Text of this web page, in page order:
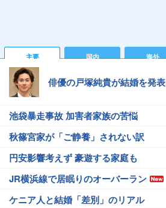
主要 国内 海外
俳優の戸塚純貴が結婚を発表
池袋暴走事故 加害者家族の苦悩
秋篠宮家が「ご静養」されない訳
円安影響考えず 豪遊する家庭も
JR横浜線で居眠りのオーバーラン
ケニア人と結婚「差別」のリアル